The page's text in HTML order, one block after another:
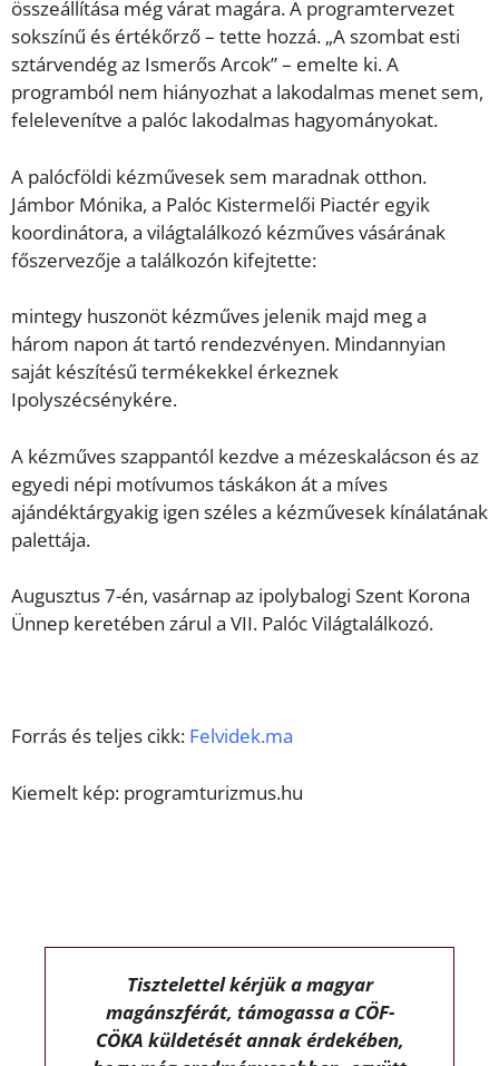
összeállítása még várat magára. A programtervezet
sokszínű és értékőrző – tette hozzá. „A szombat esti
sztárvendég az Ismerős Arcok” – emelte ki. A
programból nem hiányozhat a lakodalmas menet sem,
felelevenítve a palóc lakodalmas hagyományokat.
A palócföldi kézművesek sem maradnak otthon.
Jámbor Mónika, a Palóc Kistermelői Piactér egyik
koordinátora, a világtalálkozó kézműves vásárának
főszervezője a találkozón kifejtette:
mintegy huszonöt kézműves jelenik majd meg a
három napon át tartó rendezvényen. Mindannyian
saját készítésű termékekkel érkeznek
Ipolyszécsénykére.
A kézműves szappantól kezdve a mézeskalácson és az
egyedi népi motívumos táskákon át a míves
ajándéktárgyakig igen széles a kézművesek kínálatának
palettája.
Augusztus 7-én, vasárnap az ipolybalogi Szent Korona
Ünnep keretében zárul a VII. Palóc Világtalálkozó.
Forrás és teljes cikk: Felvidek.ma
Kiemelt kép: programturizmus.hu
Tisztelettel kérjük a magyar
magánszférát, támogassa a CÖF-
CÖKA küldetését annak érdekében,